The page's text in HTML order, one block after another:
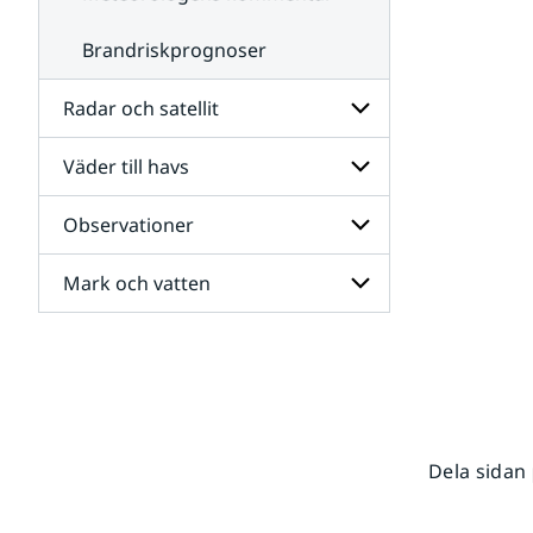
Brandriskprognoser
Radar och satellit
Undersidor
för
Radar
och
satellit
Väder till havs
Undersidor
för
Väder
till
havs
Observationer
Undersidor
för
Mark och vatten
Dela sidan